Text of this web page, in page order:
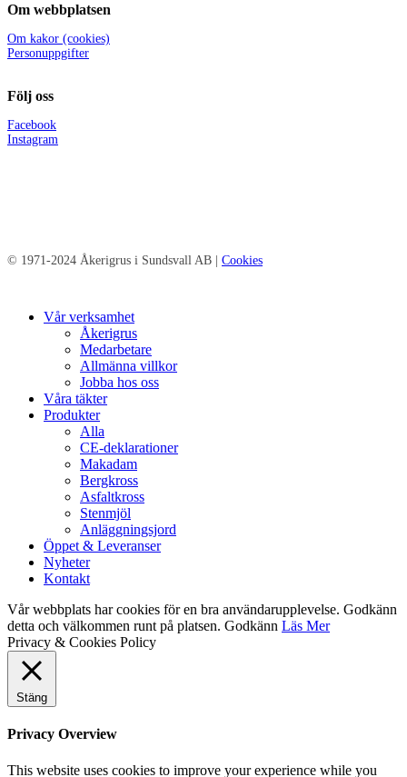
Om webbplatsen
Om kakor (cookies)
Personuppgifter
Följ oss
Facebook
Instagram
© 1971-2024 Åkerigrus i Sundsvall AB | Cookies
Close
Vår verksamhet
Åkerigrus
Medarbetare
Allmänna villkor
Jobba hos oss
Våra täkter
Produkter
Alla
CE-deklarationer
Makadam
Bergkross
Asfaltkross
Stenmjöl
Anläggningsjord
Öppet & Leveranser
Nyheter
Kontakt
Vår webbplats har cookies för en bra användarupplevelse. Godkänn
detta och välkommen runt på platsen. Godkänn Läs Mer
Privacy & Cookies Policy
Stäng
Privacy Overview
This website uses cookies to improve your experience while you